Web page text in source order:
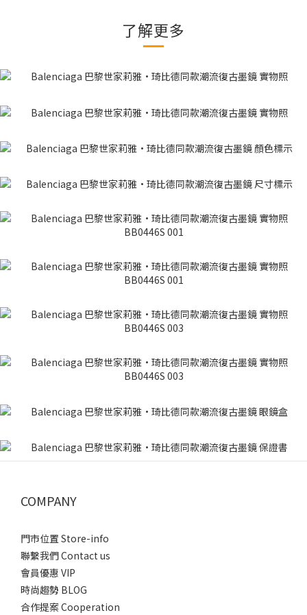
了解更多
COMPANY
門市位置 Store-info
聯繫我們 Contact us
會員優惠 VIP
時尚趨勢 BLOG
合作提案 Cooperation